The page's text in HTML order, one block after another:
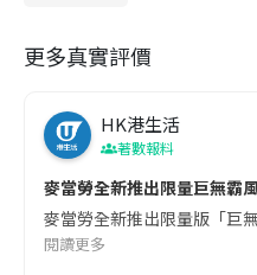
更多真實評價
HK港生活
著數報料
麥當勞全新推出限量巨無霸
麥當勞全新推出限量版「巨
閱讀更多